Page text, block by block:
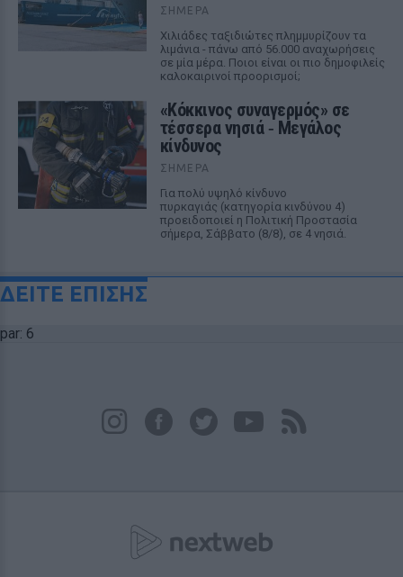
ΣΉΜΕΡΑ
Χιλιάδες ταξιδιώτες πλημμυρίζουν τα
λιμάνια - πάνω από 56.000 αναχωρήσεις
σε μία μέρα. Ποιοι είναι οι πιο δημοφιλείς
καλοκαιρινοί προορισμοί;
«Κόκκινος συναγερμός» σε
τέσσερα νησιά ‑ Μεγάλος
κίνδυνος
ΣΉΜΕΡΑ
Για πολύ υψηλό κίνδυνο
πυρκαγιάς (κατηγορία κινδύνου 4)
προειδοποιεί η Πολιτική Προστασία
σήμερα, Σάββατο (8/8), σε 4 νησιά.
ΔΕΙΤΕ ΕΠΙΣΗΣ
par: 6